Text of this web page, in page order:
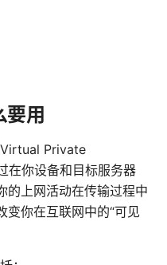
用
Private
在你设备和目标服务器
的上网活动在传输过程中
变你在互联网中的“可见